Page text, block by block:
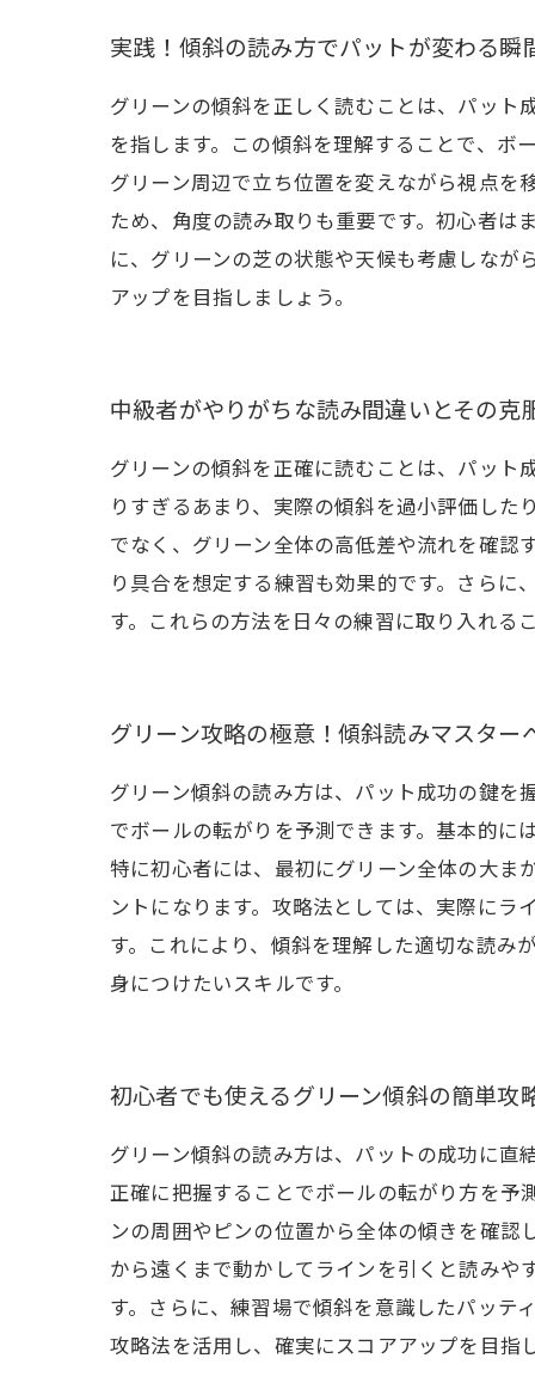
実践！傾斜の読み方でパットが変わる瞬
グリーンの傾斜を正しく読むことは、パット
を指します。この傾斜を理解することで、ボ
グリーン周辺で立ち位置を変えながら視点を
ため、角度の読み取りも重要です。初心者は
に、グリーンの芝の状態や天候も考慮しなが
アップを目指しましょう。
中級者がやりがちな読み間違いとその克
グリーンの傾斜を正確に読むことは、パット
りすぎるあまり、実際の傾斜を過小評価した
でなく、グリーン全体の高低差や流れを確認
り具合を想定する練習も効果的です。さらに
す。これらの方法を日々の練習に取り入れる
グリーン攻略の極意！傾斜読みマスター
グリーン傾斜の読み方は、パット成功の鍵を
でボールの転がりを予測できます。基本的に
特に初心者には、最初にグリーン全体の大ま
ントになります。攻略法としては、実際にラ
す。これにより、傾斜を理解した適切な読み
身につけたいスキルです。
初心者でも使えるグリーン傾斜の簡単攻
グリーン傾斜の読み方は、パットの成功に直
正確に把握することでボールの転がり方を予
ンの周囲やピンの位置から全体の傾きを確認
から遠くまで動かしてラインを引くと読みや
す。さらに、練習場で傾斜を意識したパッテ
攻略法を活用し、確実にスコアアップを目指